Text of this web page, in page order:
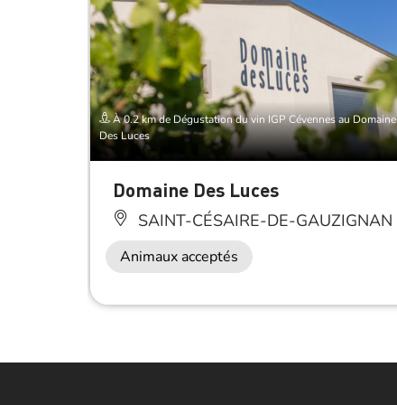
À 0.2 km de Dégustation du vin IGP Cévennes au Domaine
Des Luces
Domaine Des Luces
SAINT-CÉSAIRE-DE-GAUZIGNAN
Animaux acceptés